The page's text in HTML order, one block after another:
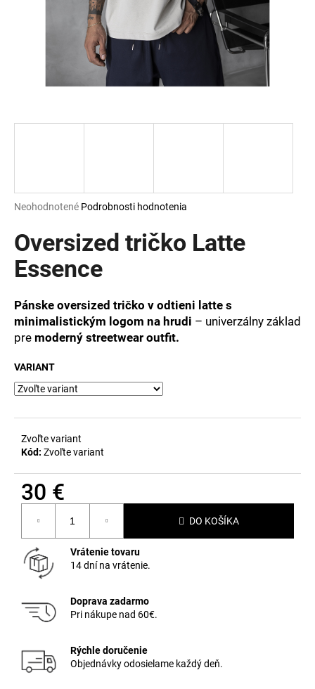
Priemerné
produktu
je
0,0
hviezdičiek.
Neohodnotené Podrobnosti hodnotenia
Oversized tričko Latte
Essence
Pánske oversized tričko v odtieni latte s
minimalistickým logom na hrudi – univerzálny základ
pre moderný streetwear outfit.
VARIANT
Zvoľte variant
Kód: Zvoľte variant
30 €
cena:
DO KOŠÍKA
Vrátenie tovaru
14 dní na vrátenie.
Doprava zadarmo
Pri nákupe nad 60€.
Rýchle doručenie
Objednávky odosielame každý deň.
d
p
o
ú
č
a
m
e